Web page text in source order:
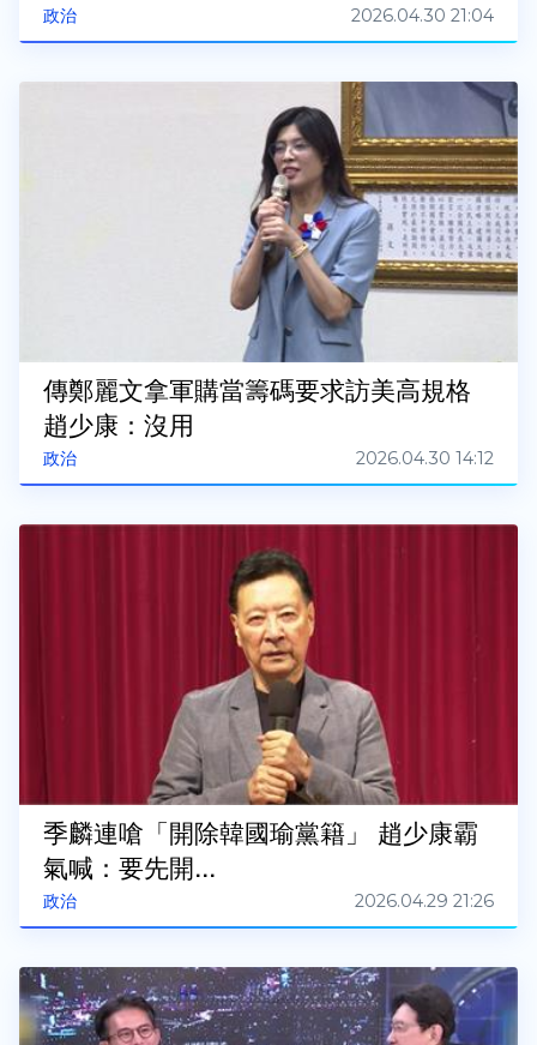
政治 2026.04.30 21:04
政治
傳鄭麗文拿軍購當籌碼要求訪美高規格
趙少康：沒用
2026.04.30 14:12
政治
季麟連嗆「開除韓國瑜黨籍」 趙少康霸
氣喊：要先開...
2026.04.29 21:26